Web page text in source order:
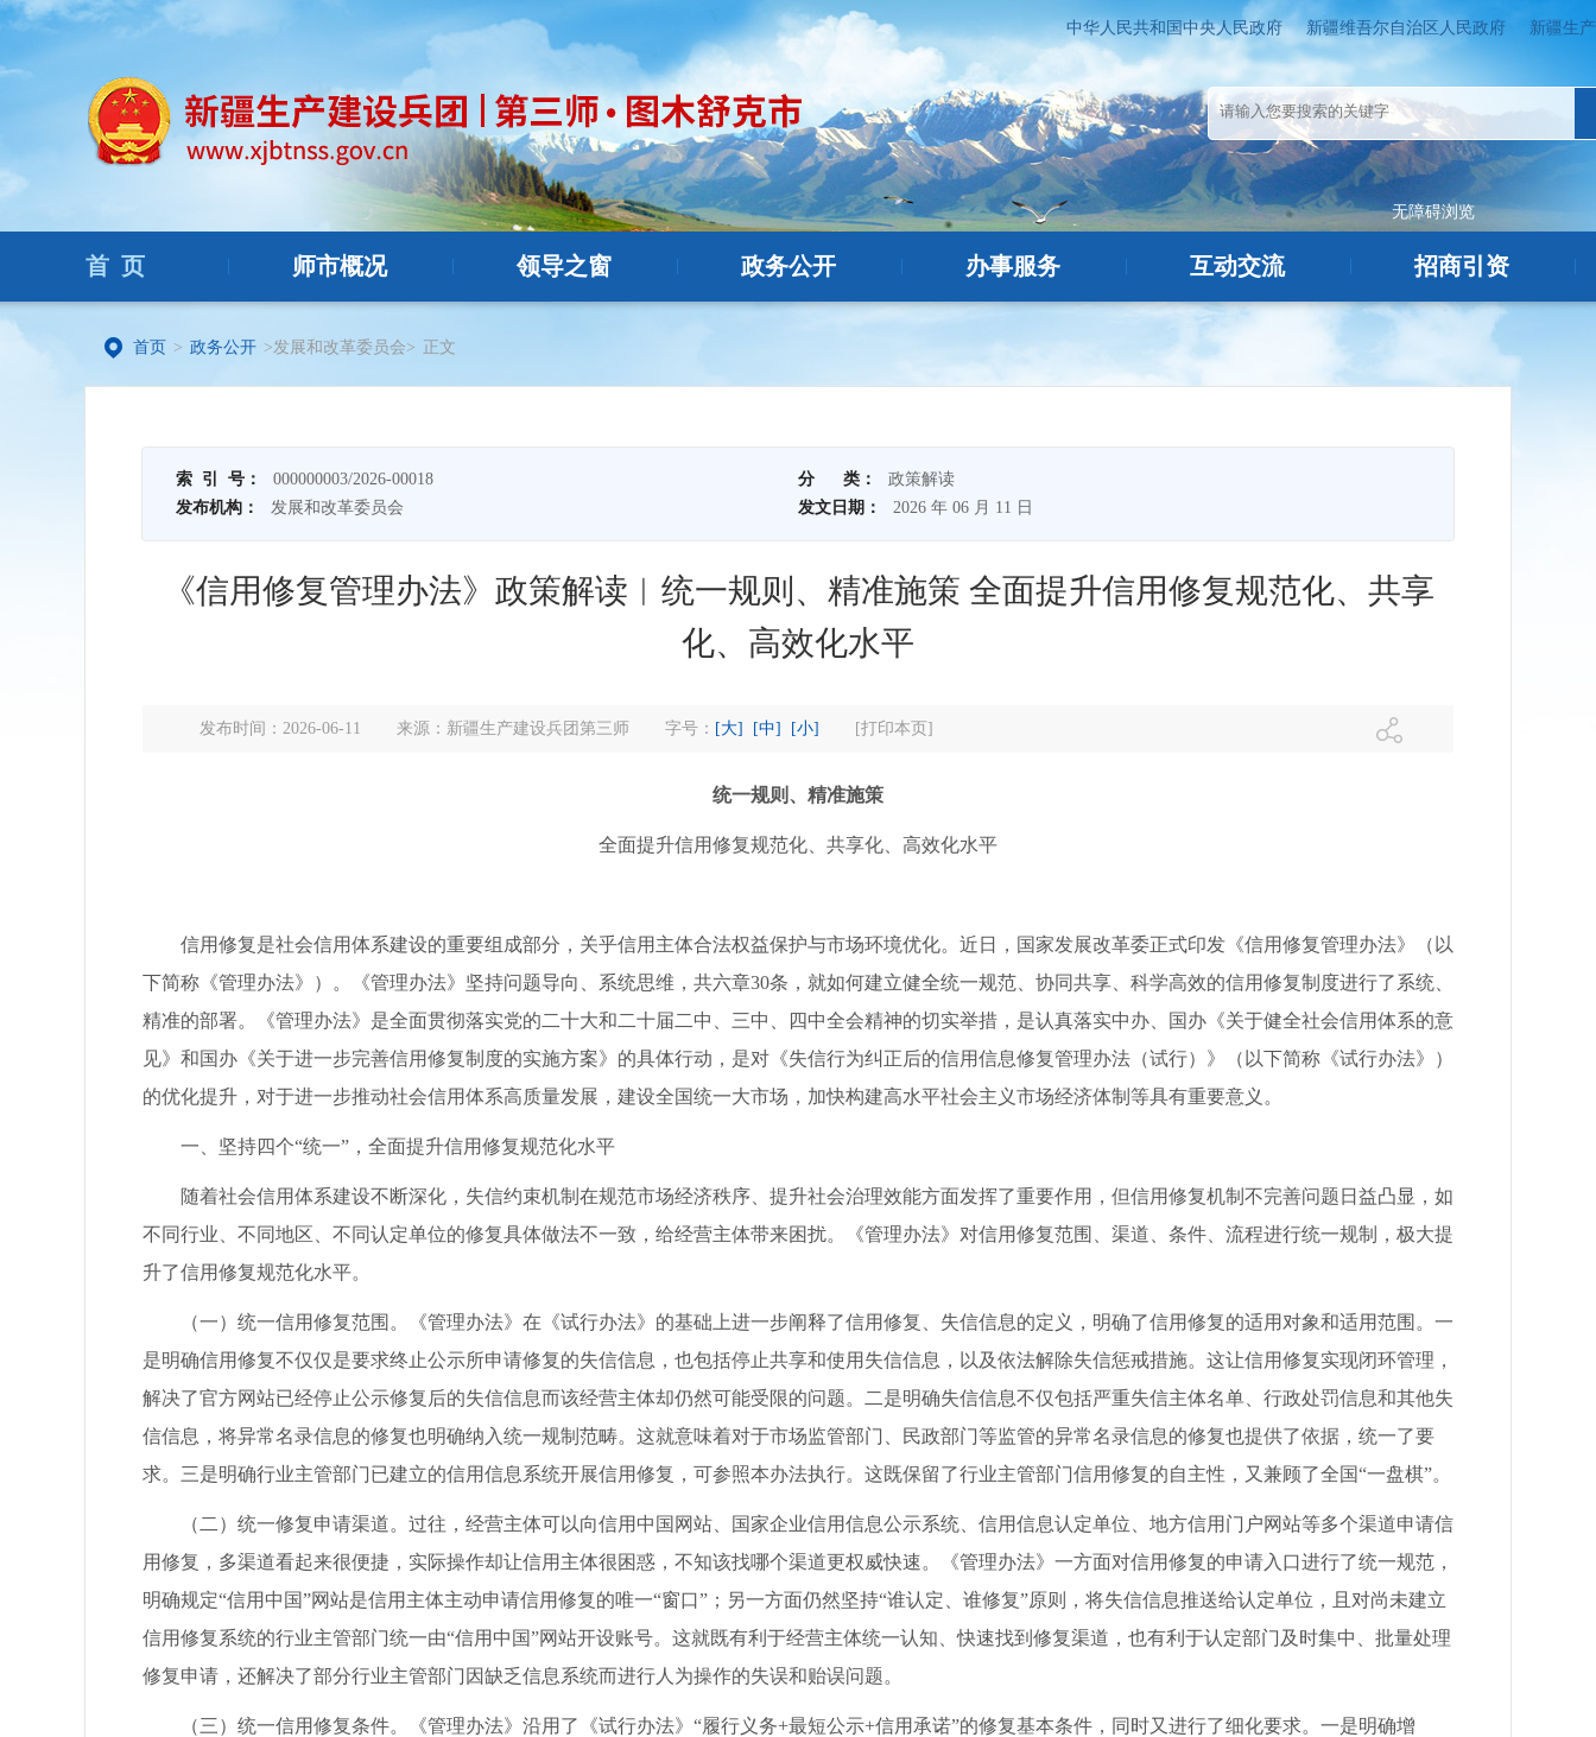
中华人民共和国中央人民政府 新疆维吾尔自治区人民政府 新疆生
无障碍浏览
首 页 师市概况 领导之窗 政务公开 办事服务 互动交流 招商引资
首页 > 政务公开 >发展和改革委员会> 正文
索 引 号： 000000003/2026-00018 分 类：
政策解读
发布机构：
发展和改革委员会 发文日期： 2026 年 06 月 11 日
《信用修复管理办法》政策解读︱统一规则、精准施策 全面提升信用修复规范化、共享
化、高效化水平
发布时间：2026-06-11 来源：新疆生产建设兵团第三师 字号： [大] [中] [小] [打印本页]
统一规则、精准施策
全面提升信用修复规范化、共享化、高效化水平
信用修复是社会信用体系建设的重要组成部分，关乎信用主体合法权益保护与市场环境优化。近日，国家发展改革委正式印发《信用修复管理办法》（以
下简称《管理办法》）。《管理办法》坚持问题导向、系统思维，共六章30条，就如何建立健全统一规范、协同共享、科学高效的信用修复制度进行了系统、
精准的部署。《管理办法》是全面贯彻落实党的二十大和二十届二中、三中、四中全会精神的切实举措，是认真落实中办、国办《关于健全社会信用体系的意
见》和国办《关于进一步完善信用修复制度的实施方案》的具体行动，是对《失信行为纠正后的信用信息修复管理办法（试行）》（以下简称《试行办法》）
的优化提升，对于进一步推动社会信用体系高质量发展，建设全国统一大市场，加快构建高水平社会主义市场经济体制等具有重要意义。
一、坚持四个“统一”，全面提升信用修复规范化水平
随着社会信用体系建设不断深化，失信约束机制在规范市场经济秩序、提升社会治理效能方面发挥了重要作用，但信用修复机制不完善问题日益凸显，如
不同行业、不同地区、不同认定单位的修复具体做法不一致，给经营主体带来困扰。《管理办法》对信用修复范围、渠道、条件、流程进行统一规制，极大提
升了信用修复规范化水平。
（一）统一信用修复范围。《管理办法》在《试行办法》的基础上进一步阐释了信用修复、失信信息的定义，明确了信用修复的适用对象和适用范围。一
是明确信用修复不仅仅是要求终止公示所申请修复的失信信息，也包括停止共享和使用失信信息，以及依法解除失信惩戒措施。这让信用修复实现闭环管理，
解决了官方网站已经停止公示修复后的失信信息而该经营主体却仍然可能受限的问题。二是明确失信信息不仅包括严重失信主体名单、行政处罚信息和其他失
信信息，将异常名录信息的修复也明确纳入统一规制范畴。这就意味着对于市场监管部门、民政部门等监管的异常名录信息的修复也提供了依据，统一了要
求。三是明确行业主管部门已建立的信用信息系统开展信用修复，可参照本办法执行。这既保留了行业主管部门信用修复的自主性，又兼顾了全国“一盘棋”。
（二）统一修复申请渠道。过往，经营主体可以向信用中国网站、国家企业信用信息公示系统、信用信息认定单位、地方信用门户网站等多个渠道申请信
用修复，多渠道看起来很便捷，实际操作却让信用主体很困惑，不知该找哪个渠道更权威快速。《管理办法》一方面对信用修复的申请入口进行了统一规范，
明确规定“信用中国”网站是信用主体主动申请信用修复的唯一“窗口”；另一方面仍然坚持“谁认定、谁修复”原则，将失信信息推送给认定单位，且对尚未建立
信用修复系统的行业主管部门统一由“信用中国”网站开设账号。这就既有利于经营主体统一认知、快速找到修复渠道，也有利于认定部门及时集中、批量处理
修复申请，还解决了部分行业主管部门因缺乏信息系统而进行人为操作的失误和贻误问题。
（三）统一信用修复条件。《管理办法》沿用了《试行办法》“履行义务+最短公示+信用承诺”的修复基本条件，同时又进行了细化要求。一是明确增